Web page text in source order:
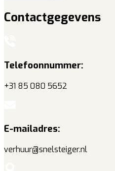
Contactgegevens
Telefoonnummer:
+31 85 080 5652
E-mailadres:
verhuur@snelsteiger.nl